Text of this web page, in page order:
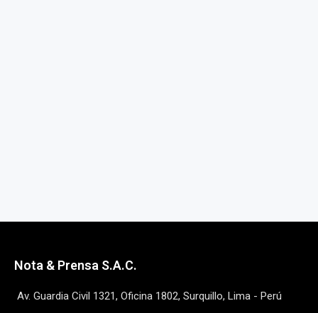
Nota & Prensa S.A.C.
Av. Guardia Civil 1321, Oficina 1802, Surquillo, Lima - Perú